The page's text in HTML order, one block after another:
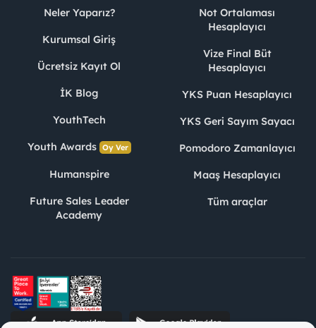
Neler Yaparız?
Kurumsal Giriş
Ücretsiz Kayıt Ol
İK Blog
YouthTech
Youth Awards Oy Ver
Humanspire
Future Sales Leader
Academy
Not Ortalaması
Hesaplayıcı
Vize Final Büt
Hesaplayıcı
YKS Puan Hesaplayıcı
YKS Geri Sayım Sayacı
Pomodoro Zamanlayıcı
Maaş Hesaplayıcı
Tüm araçlar